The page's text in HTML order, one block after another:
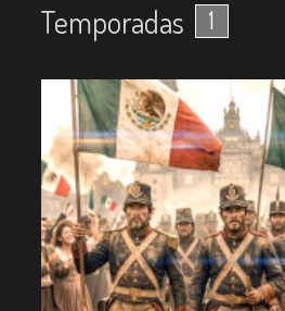
Temporadas 1